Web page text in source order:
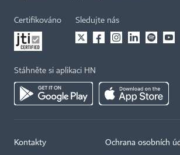
Certifikováno Sledujte nás
Stáhněte si aplikaci HN
Kontakty Ochrana osobních